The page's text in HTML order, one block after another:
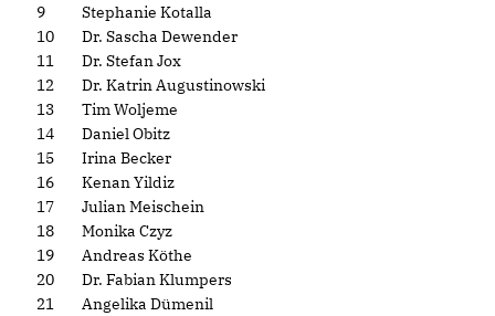
9
Stephanie Kotalla
10
Dr. Sascha Dewender
11
Dr. Stefan Jox
12
Dr. Katrin Augustinowski
13
Tim Woljeme
14
Daniel Obitz
15
Irina Becker
16
Kenan Yildiz
17
Julian Meischein
18
Monika Czyz
19
Andreas Köthe
20
Dr. Fabian Klumpers
21
Angelika Dümenil